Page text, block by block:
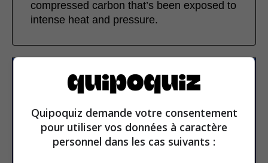
compressed carbon that’s been exposed to
intense heat and pressure.
Subscribe to our
Email address
Quipoquiz demande votre consentement
pour utiliser vos données à caractère
personnel dans les cas suivants :